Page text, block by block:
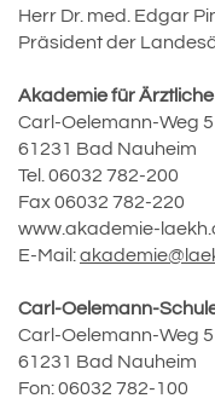
Herr Dr. med. Edgar
Präsident der
Akademie für
Carl-Oelemann-Weg 5
61231 Bad Nauheim
Tel. 06032 782-200
Fax 06032 782-220
www.akademie-
E-Mail:
Carl-Oelemann-
Carl-Oelemann-Weg 5
61231 Bad Nauheim
Fon: 06032 782-100